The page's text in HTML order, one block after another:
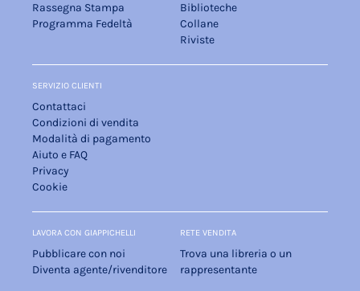
Rassegna Stampa
Programma Fedeltà
Biblioteche
Collane
Riviste
SERVIZIO CLIENTI
Contattaci
Condizioni di vendita
Modalità di pagamento
Aiuto e FAQ
Privacy
Cookie
LAVORA CON GIAPPICHELLI
Pubblicare con noi
Diventa agente/rivenditore
RETE VENDITA
Trova una libreria o un
rappresentante